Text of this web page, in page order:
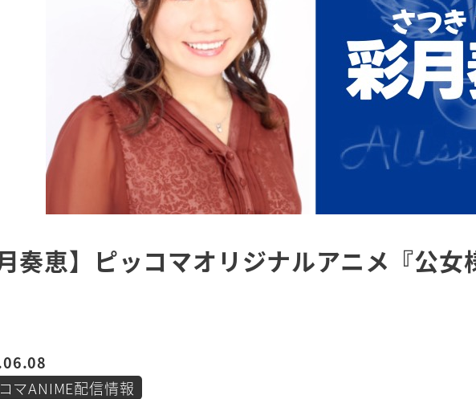
月奏恵】ピッコマオリジナルアニメ『公
マANIME配信情報